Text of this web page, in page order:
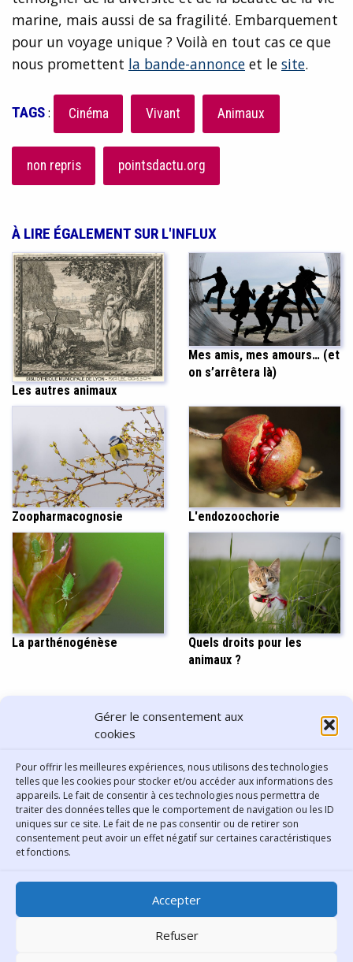
Gérer le consentement aux
cookies
Pour offrir les meilleures expériences, nous utilisons des technologies
telles que les cookies pour stocker et/ou accéder aux informations des
appareils. Le fait de consentir à ces technologies nous permettra de
traiter des données telles que le comportement de navigation ou les ID
uniques sur ce site. Le fait de ne pas consentir ou de retirer son
consentement peut avoir un effet négatif sur certaines caractéristiques
et fonctions.
Accepter
Refuser
marine, mais aussi de sa fragilité. Embarquement
pour un voyage unique ? Voilà en tout cas ce que
nous promettent la bande-annonce et le site.
TAGS: Cinéma Vivant Animaux
non repris pointsdactu.org
À LIRE ÉGALEMENT SUR L'INFLUX
Les autres animaux
Mes amis, mes amours… (et
on s’arrêtera là)
Zoopharmacognosie L'endozoochorie
La parthénogénèse
Quels droits pour les
animaux ?
PARTAGER CET ARTICLE
Bibliothèque municipale de
Lyon
30 Boulevard Vivier-Merle